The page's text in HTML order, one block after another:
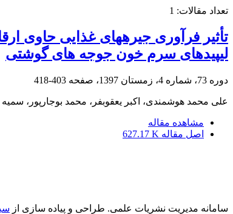
تعداد مقالات: 1
تأثیر فرآوری جیرههای غذایی حاوی
لیپیدهای سرم خون جوجه های گوشتی
دوره 73، شماره 4، زمستان 1397، صفحه 403-418
علی محمد هوشمندی، اکبر یعقوبفر، محمد بوجارپور،
مشاهده مقاله
اصل مقاله 627.17 K
سامانه مدیریت نشریات علمی. طراحی و پیاده سازی از